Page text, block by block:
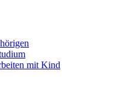
mit Kind